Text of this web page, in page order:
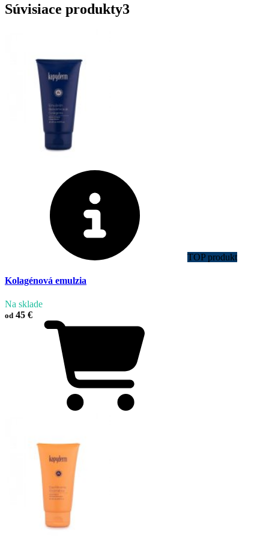
Súvisiace produkty3
TOP produkt
Kolagénová emulzia
Na sklade
od 45 €